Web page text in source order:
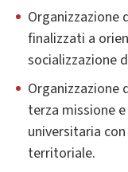
Organizzazione
finalizzati a
socializzazione
Organizzazione
terza missione
universitaria
territoriale.